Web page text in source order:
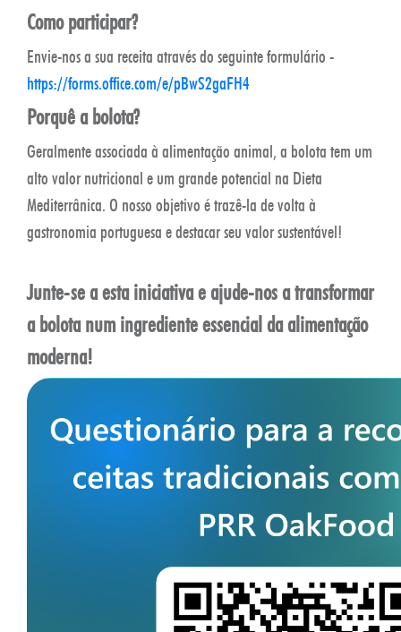
Como participar?
Envie-nos a sua receita através do seguinte formulário -
https://forms.office.com/e/pBwS2gaFH4
Porquê a bolota?
Geralmente associada à alimentação animal, a bolota tem um
alto valor nutricional e um grande potencial na Dieta
Mediterrânica. O nosso objetivo é trazê-la de volta à
gastronomia portuguesa e destacar seu valor sustentável!
Junte-se a esta iniciativa e ajude-nos a transformar
a bolota num ingrediente essencial da alimentação
moderna!